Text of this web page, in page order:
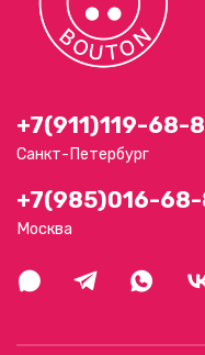
+7(911)119-68-
Санкт-Петербург
+7(985)016-
Москва